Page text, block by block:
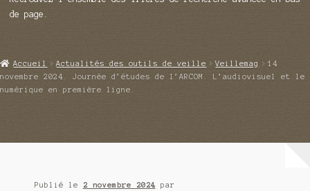
Répertoire d’ouitils
Démos vidéos
Ouvrir
Qui sommes-nous ?
de page.
Accueil Actualités des outils de veille Veillemag
14
novembre 2024. Journée d’études de l’ARCOM. L’audiovisuel et le
numérique en première ligne.
Publié le 2 novembre 2024 par